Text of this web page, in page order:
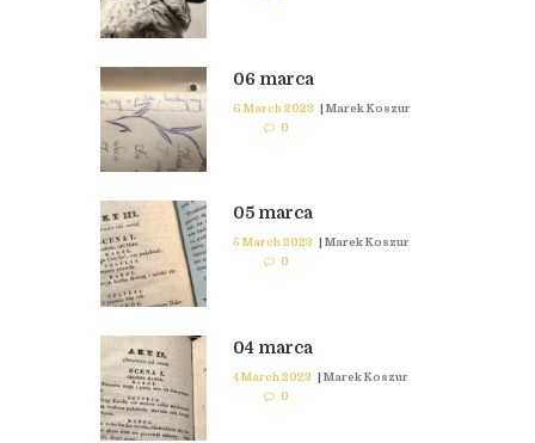
06 marca
6 March 2023 | Marek Koszur
0
05 marca
5 March 2023 | Marek Koszur
0
04 marca
4 March 2023 | Marek Koszur
0